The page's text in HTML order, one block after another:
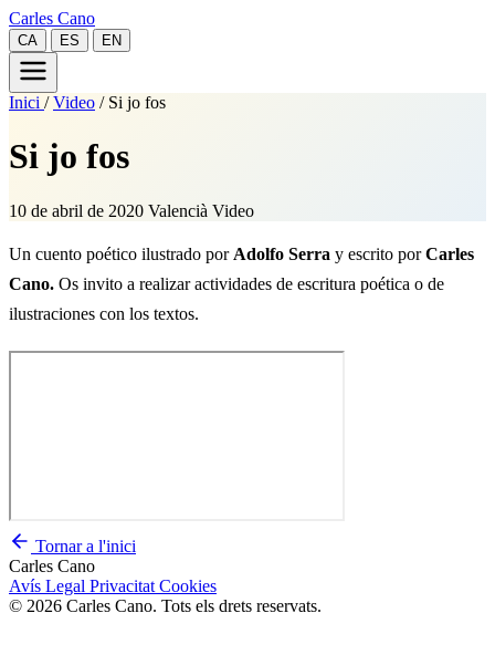
Carles Cano
CA ES EN
Inici / Video / Si jo fos
Si jo fos
10 de abril de 2020 Valencià Video
Un cuento poético ilustrado por Adolfo Serra y escrito porCarles
Cano. Os invito a realizar actividades de escritura poética o de
ilustraciones con los textos.
Tornar a l'inici
Carles Cano
Avís Legal Privacitat Cookies
© 2026 Carles Cano. Tots els drets reservats.